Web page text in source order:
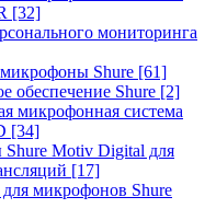
[32]
мониторинга
Shure [61]
обеспечение Shure [2]
микрофонная система
[34]
Motiv Digital для
[17]
микрофонов Shure